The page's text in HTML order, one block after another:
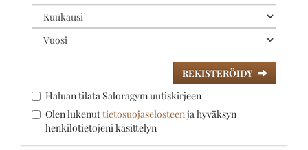
REKISTERÖIDY
Haluan tilata Saloragym uutiskirjeen
Olen lukenuttietosuojaselosteenja hyväksyn
henkilötietojeni käsittelyn